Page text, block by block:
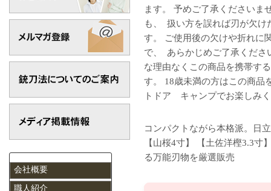
ます。 予めご了承くださいま
も、 扱い方を誤れば刃が欠け
す。 ご使用後の欠けや折れに
で、 あらかじめご了承くださ
な理由なくこの商品を携帯す
す。 18歳未満の方はこの商品
トドア キャンプでお楽しみ
コンパクトながら本格派。日
【山桜4寸】 【土佐洋樫3.3寸
る万能刃物を厳選販売
会社概要
職人紹介